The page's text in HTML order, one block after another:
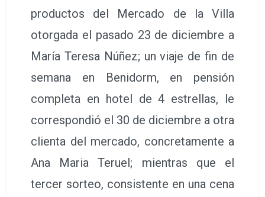
productos del Mercado de la Villa
otorgada el pasado 23 de diciembre a
María Teresa Núñez; un viaje de fin de
semana en Benidorm, en pensión
completa en hotel de 4 estrellas, le
correspondió el 30 de diciembre a otra
clienta del mercado, concretamente a
Ana Maria Teruel; mientras que el
tercer sorteo, consistente en una cena